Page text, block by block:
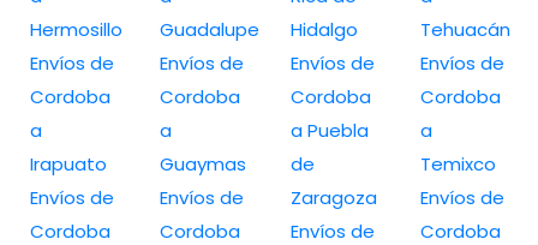
Hermosillo
Envíos de
Cordoba
a
Irapuato
Envíos de
Cordoba
Guadalupe
Envíos de
Cordoba
a
Guaymas
Envíos de
Cordoba
Hidalgo
Envíos de
Cordoba
a Puebla
de
Zaragoza
Envíos de
Tehuacán
Envíos de
Cordoba
a
Temixco
Envíos de
Cordoba